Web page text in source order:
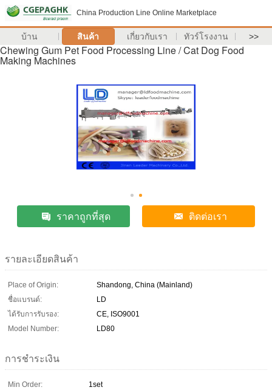
China Production Line Online Marketplace
บ้าน สินค้า เกี่ยวกับเรา ทัวร์โรงงาน >>
Chewing Gum Pet Food Processing Line / Cat Dog Food
Making Machines
ราคาถูกที่สุด ติดต่อเรา
รายละเอียดสินค้า
Place of Origin:
Shandong, China (Mainland)
ชื่อแบรนด์:
LD
ได้รับการรับรอง:
CE, ISO9001
Model Number:
LD80
การชำระเงิน
Min Order:
1set